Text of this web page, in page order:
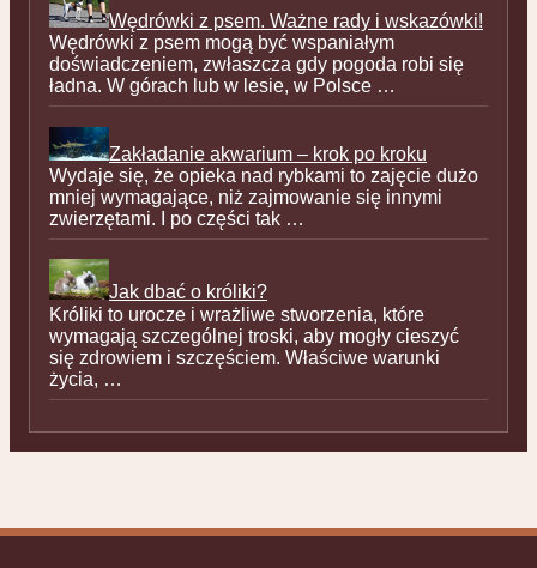
Wędrówki z psem. Ważne rady i wskazówki!
Wędrówki z psem mogą być wspaniałym
doświadczeniem, zwłaszcza gdy pogoda robi się
ładna. W górach lub w lesie, w Polsce …
Zakładanie akwarium – krok po kroku
Wydaje się, że opieka nad rybkami to zajęcie dużo
mniej wymagające, niż zajmowanie się innymi
zwierzętami. I po części tak …
Jak dbać o króliki?
Króliki to urocze i wrażliwe stworzenia, które
wymagają szczególnej troski, aby mogły cieszyć
się zdrowiem i szczęściem. Właściwe warunki
życia, …